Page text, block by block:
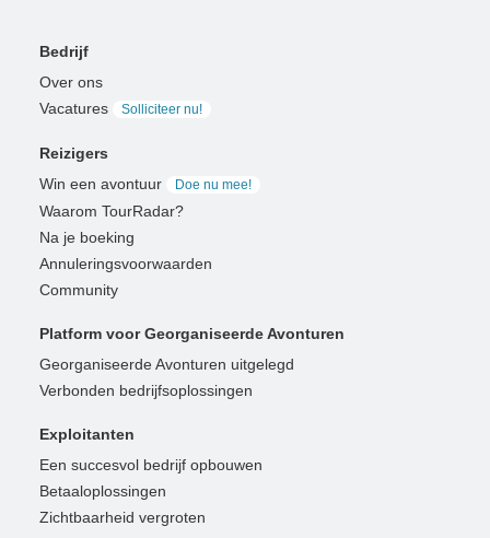
Bedrijf
Over ons
Vacatures
Solliciteer nu!
Reizigers
Win een avontuur
Doe nu mee!
Waarom TourRadar?
Na je boeking
Annuleringsvoorwaarden
Community
Platform voor Georganiseerde Avonturen
Georganiseerde Avonturen uitgelegd
Verbonden bedrijfsoplossingen
Exploitanten
Een succesvol bedrijf opbouwen
Betaaloplossingen
Zichtbaarheid vergroten